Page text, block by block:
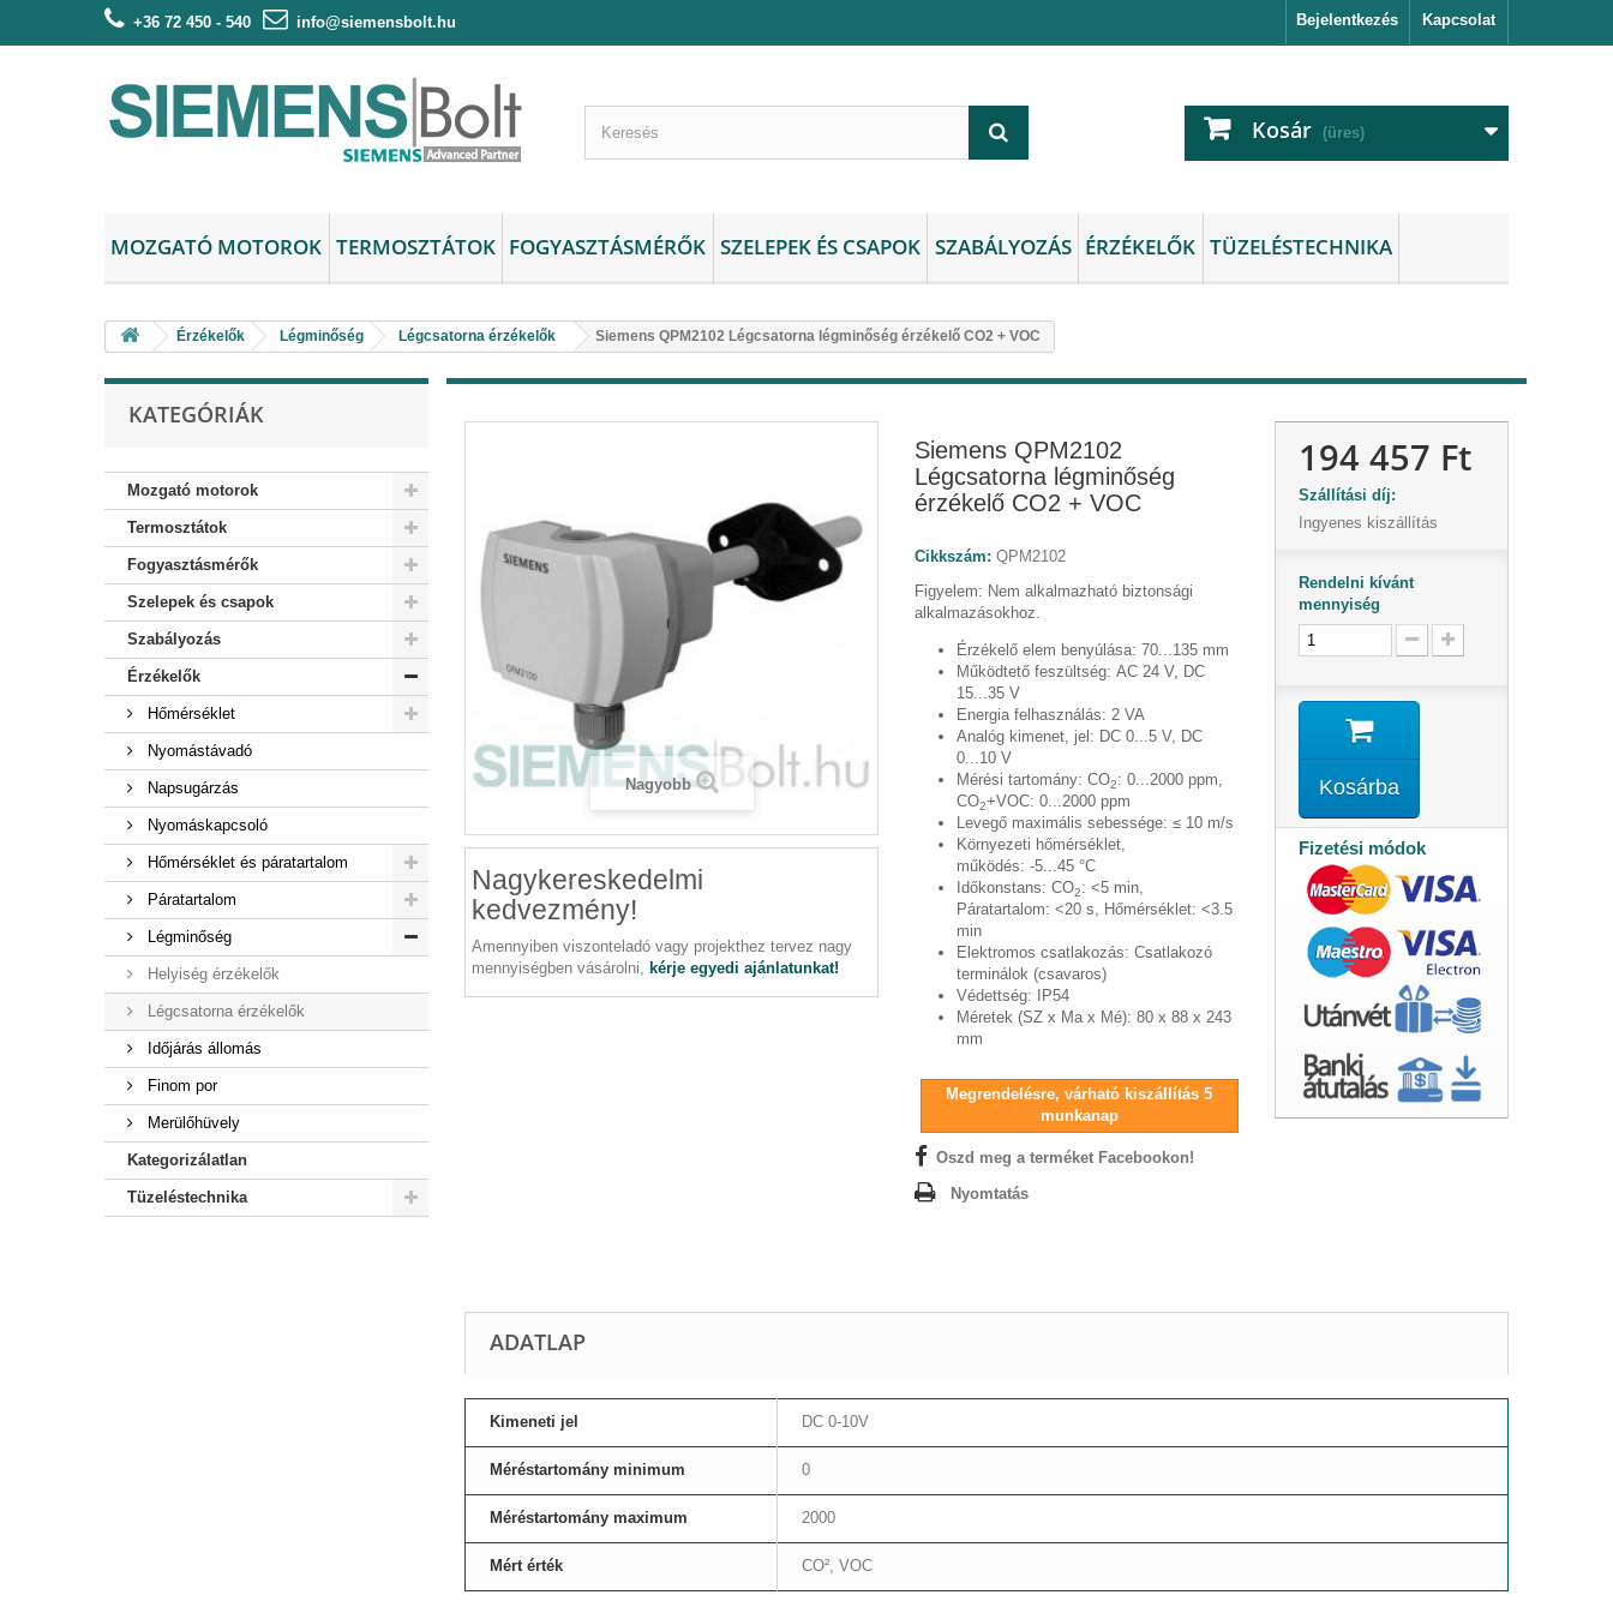
Kapcsolat
+36 72 450 - 540 info@siemensbolt.hu Bejelentkezés
Kosár (üres)
MOZGATÓ MOTOROK TERMOSZTÁTOK FOGYASZTÁSMÉRŐK SZELEPEK ÉS CSAPOK SZABÁLYOZÁS ÉRZÉKELŐK TÜZELÉSTECHNIKA
Érzékelők Légminőség Légcsatorna érzékelők Siemens QPM2102 Légcsatorna légminőség érzékelő CO2 + VOC
KATEGÓRIÁK
Mozgató motorok
Termosztátok
Fogyasztásmérők
Szelepek és csapok
Szabályozás
Érzékelők
Hőmérséklet
Nyomástávadó
Napsugárzás
Nyomáskapcsoló
Hőmérséklet és páratartalom
Páratartalom
Légminőség
Helyiség érzékelők
Légcsatorna érzékelők
Időjárás állomás
Finom por
Merülőhüvely
Kategorizálatlan
Tüzeléstechnika
Nagyobb
Nagykereskedelmi
kedvezmény!
Amennyiben viszonteladó vagy projekthez tervez nagy
mennyiségben vásárolni, kérje egyedi ajánlatunkat!
Siemens QPM2102
Légcsatorna légminőség
érzékelő CO2 + VOC
Cikkszám: QPM2102
Figyelem: Nem alkalmazható biztonsági
alkalmazásokhoz.
Érzékelő elem benyúlása: 70...135 mm
Működtető feszültség: AC 24 V, DC
15...35 V
Energia felhasználás: 2 VA
Analóg kimenet, jel: DC 0...5 V, DC
0...10 V
Mérési tartomány: CO2: 0...2000 ppm,
CO2+VOC: 0...2000 ppm
Levegő maximális sebessége: ≤ 10 m/s
Környezeti hőmérséklet,
működés: -5...45 °C
Időkonstans: CO2: <5 min,
Páratartalom: <20 s, Hőmérséklet: <3.5
min
Elektromos csatlakozás: Csatlakozó
terminálok (csavaros)
Védettség:
IP54
Méretek (SZ x Ma x Mé): 80 x 88 x 243
mm
Megrendelésre, várható kiszállítás 5
munkanap
Oszd meg a terméket Facebookon!
Nyomtatás
194 457 Ft
Szállítási díj:
Ingyenes kiszállítás
Rendelni kívánt
mennyiség
Kosárba
Fizetési módok
ADATLAP
Kimeneti jel DC 0-10V
Méréstartomány minimum 0
Méréstartomány maximum 2000
Mért érték CO², VOC